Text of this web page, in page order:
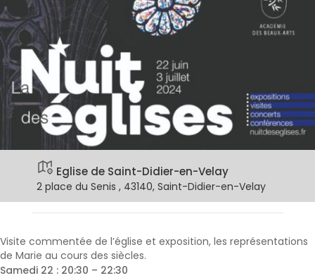
Eglise de Saint-Didier-en-Velay
2 place du Senis , 43140, Saint-Didier-en-Velay
Visite commentée de l’église et exposition, les représentations
de Marie au cours des siècles.
Samedi 22 : 20:30 – 22:30